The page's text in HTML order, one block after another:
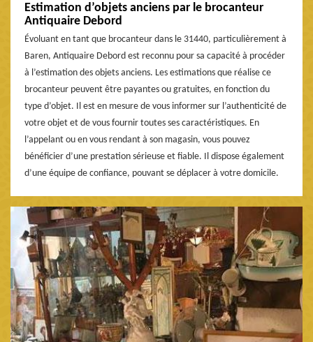
Estimation d’objets anciens par le brocanteur
Antiquaire Debord
Évoluant en tant que brocanteur dans le 31440, particulièrement à
Baren, Antiquaire Debord est reconnu pour sa capacité à procéder
à l’estimation des objets anciens. Les estimations que réalise ce
brocanteur peuvent être payantes ou gratuites, en fonction du
type d’objet. Il est en mesure de vous informer sur l’authenticité de
votre objet et de vous fournir toutes ses caractéristiques. En
l’appelant ou en vous rendant à son magasin, vous pouvez
bénéficier d’une prestation sérieuse et fiable. Il dispose également
d’une équipe de confiance, pouvant se déplacer à votre domicile.